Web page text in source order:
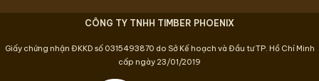
CÔNG TY TNHH TIMBER PHOENIX
Giấy chứng nhận ĐKKD số 0315493870 do Sở Kế hoạch và Đầu tư TP. Hồ Chí Minh
cấp ngày 23/01/2019